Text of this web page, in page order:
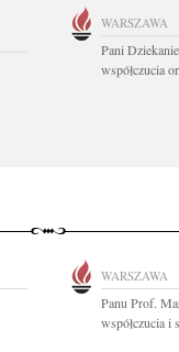
WARSZAWA
Pani
współczucia
WARSZAWA
Panu Prof.
współczucia i